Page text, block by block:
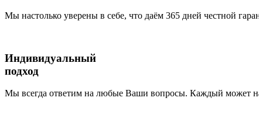
Мы настолько уверены в себе, что даём 365 дней честной
Индивидуальный
подход
Мы всегда ответим на любые Ваши вопросы. Каждый может